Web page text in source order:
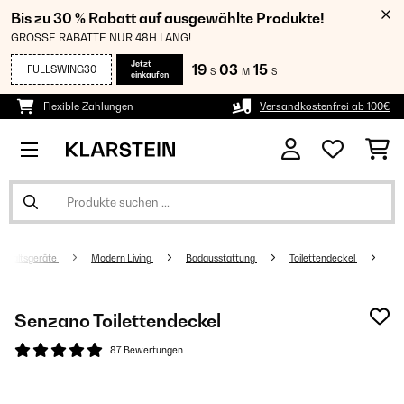
Bis zu 30 % Rabatt auf ausgewählte Produkte!
GROSSE RABATTE NUR 48H LANG!
FULLSWING30
Jetzt
einkaufen
19 S 03 M 14 S
Flexible Zahlungen Versandkostenfrei ab 100€
Modern Living Badausstattung Toilettendeckel
Senzano Toilettendeckel
87 Bewertungen